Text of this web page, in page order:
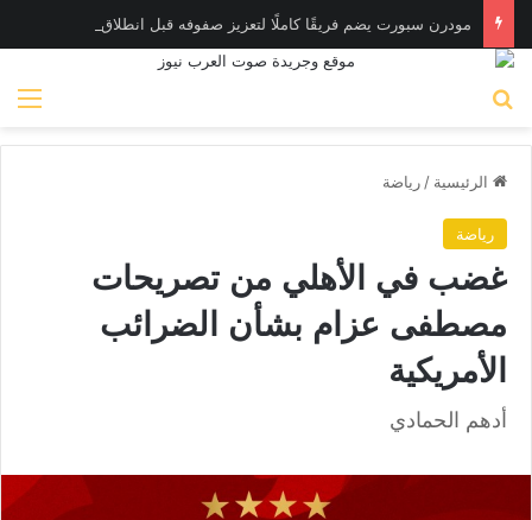
الرئيسية / رياضة
رياضة
غضب في الأهلي من تصريحات
مصطفى عزام بشأن الضرائب
الأمريكية
أدهم الحمادي